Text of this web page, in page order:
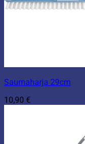
Saumaharja 29cm
10,90 €